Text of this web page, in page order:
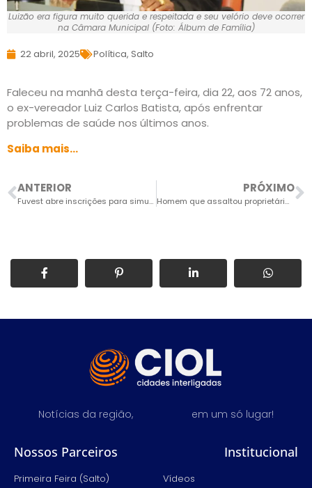
Luizão era figura muito querida e respeitada e seu velório deve ocorrer
na Câmara Municipal (Foto: Álbum de Família)
22 abril, 2025 Política, Salto
Faleceu na manhã desta terça-feira, dia 22, aos 72 anos,
o ex-vereador Luiz Carlos Batista, após enfrentar
problemas de saúde nos últimos anos.
Saiba mais…
ANTERIOR
Fuvest abre inscrições para simulado de redação gratuito
PRÓXIMO
Homem que assaltou proprietária de mercearia é preso em “biqueira”
Notícias da região, em um só lugar!
Nossos Parceiros
Primeira Feira (Salto)
Institucional
Vídeos